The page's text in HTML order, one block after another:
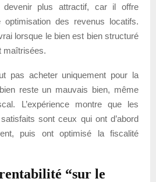
plus attractif, car il offre
optimisation des revenus locatifs.
lorsque le bien est bien structuré
maîtrisées.
pas acheter uniquement pour la
reste un mauvais bien, même
L’expérience montre que les
sont ceux qui ont d’abord
puis ont optimisé la fiscalité
“sur le